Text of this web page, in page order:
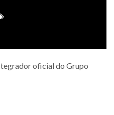
oficial do Grupo